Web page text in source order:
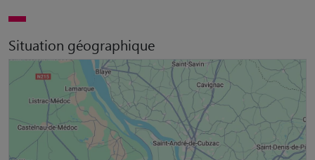
Situation géographique